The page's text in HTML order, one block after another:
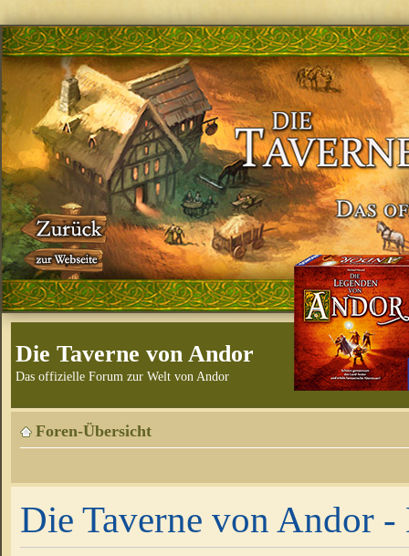
Die Taverne von Andor
Das offizielle Forum zur Welt von Andor
Foren-Übersicht
Die Taverne von Andor